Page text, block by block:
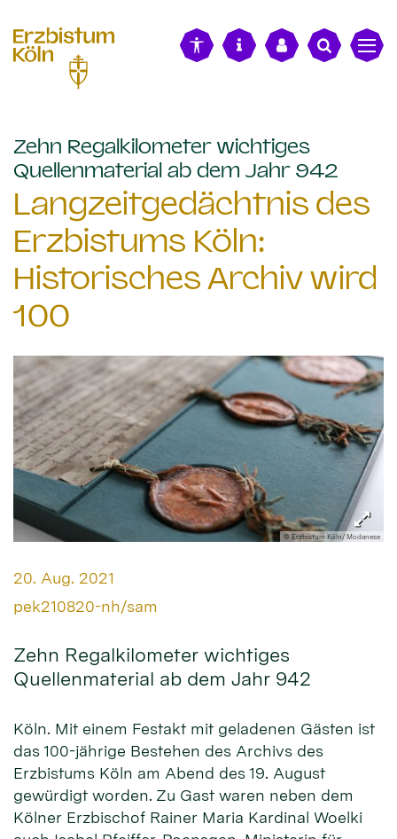
Zehn Regalkilometer wichtiges
Quellenmaterial ab dem Jahr 942
Langzeitgedächtnis des
Erzbistums Köln:
Historisches Archiv wird
100
© Erzbistum Köln/ Modanese
Datum:
20. Aug. 2021
Von:
pek210820-nh/sam
Zehn Regalkilometer wichtiges
Quellenmaterial ab dem Jahr 942
Köln. Mit einem Festakt mit geladenen Gästen ist
das 100-jährige Bestehen des Archivs des
Erzbistums Köln am Abend des 19. August
gewürdigt worden. Zu Gast waren neben dem
Kölner Erzbischof Rainer Maria Kardinal Woelki